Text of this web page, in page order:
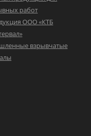
работ
ООО «КТБ
взрывчатые